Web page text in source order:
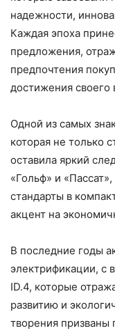
надежности,
Каждая эпоха
предложения,
предпочтения
достижения своего
Одной из самых
которая не только
оставила яркий
«Гольф» и
стандарты в
акцент на
В последние годы
электрификации, с
ID.4, которые
развитию и
творения призваны